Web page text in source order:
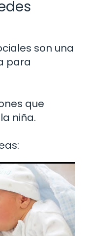
son una
para
que
niña.